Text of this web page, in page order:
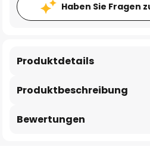
Haben Sie Fragen
Produktbeschreibung
Produktdetails
Bewertungen